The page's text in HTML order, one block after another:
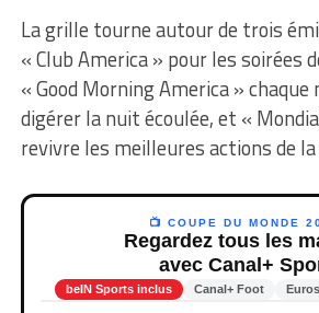
La grille tourne autour de trois
« Club America » pour les soirées
« Good Morning America »
digérer la nuit écoulée, et «
revivre les meilleures actions de
📺 COUPE DU MONDE
Regardez tous les
avec Canal+
beIN Sports inclus Canal+ Foot